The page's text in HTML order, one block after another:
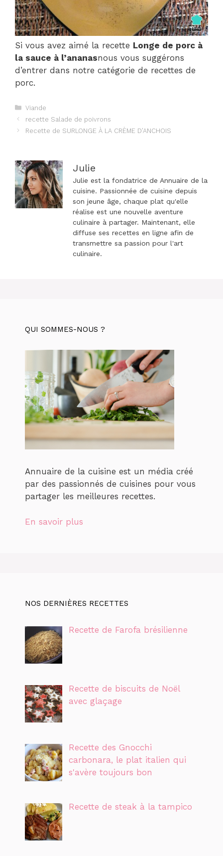
Si vous avez aimé la recette Longe de porc à
la sauce à l’ananasnous vous suggérons
d’entrer dans notre catégorie de recettes de
porc.
Catégories
Viande
Navigation
des
recette Salade de poivrons
Recette de SURLONGE À LA CRÈME D’ANCHOIS
Julie
Julie est la fondatrice de Annuaire de la
cuisine. Passionnée de cuisine depuis
son jeune âge, chaque plat qu'elle
réalise est une nouvelle aventure
culinaire à partager. Maintenant, elle
diffuse ses recettes en ligne afin de
transmettre sa passion pour l'art
culinaire.
QUI SOMMES-NOUS ?
Annuaire de la cuisine est un média créé
par des passionnés de cuisines pour vous
partager les meilleures recettes.
En savoir plus
NOS DERNIÈRES RECETTES
Recette de Farofa brésilienne
Recette de biscuits de Noël
avec glaçage
Recette des Gnocchi
carbonara, le plat italien qui
s'avère toujours bon
Recette de steak à la tampico